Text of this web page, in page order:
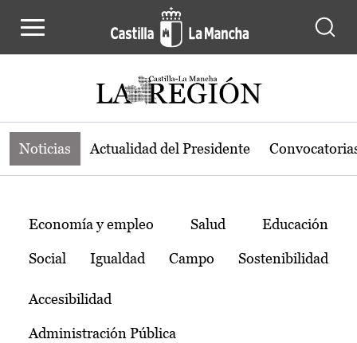
Noticias de la región de Castilla-La
Noticias Actualidad del Presidente
Temas
Economía y empleo Salud Educación
Social Igualdad Campo Sostenibilidad
Accesibilidad
Administración Pública